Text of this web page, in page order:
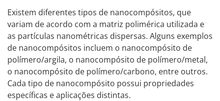
Existem diferentes tipos de nanocompósitos, que
variam de acordo com a matriz polimérica utilizada e
as partículas nanométricas dispersas. Alguns exemplos
de nanocompósitos incluem o nanocompósito de
polímero/argila, o nanocompósito de polímero/metal,
o nanocompósito de polímero/carbono, entre outros.
Cada tipo de nanocompósito possui propriedades
específicas e aplicações distintas.